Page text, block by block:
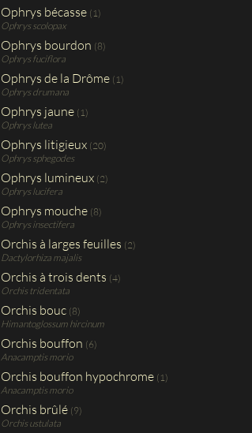
Ophrys bécasse (1)
Ophrys scolopax
Ophrys bourdon (8)
Ophrys fuciflora
Ophrys de la Drôme (1)
Ophrys drumana
Ophrys jaune (1)
Ophrys lutea
Ophrys litigieux (20)
Ophrys sphegodes
Ophrys lumineux (2)
Ophrys lucifera
Ophrys mouche (8)
Ophrys insectifera
Orchis à larges feuilles (2)
Dactylorhiza majalis
Orchis à trois dents (4)
Orchis tridentata
Orchis bouc (8)
Himantoglossum hircinum
Orchis bouffon (6)
Anacamptis morio
Orchis bouffon hypochrome (1)
Anacamptis morio
Orchis brûlé (9)
Orchis ustulata